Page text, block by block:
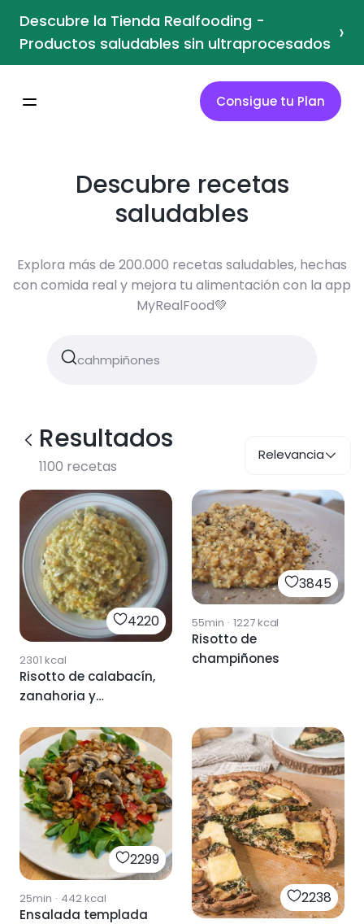
Descubre la Tienda Realfooding -
Productos saludables sin ultraprocesados ›
Consigue tu Plan
Descubre recetas
saludables
Explora más de 200.000 recetas saludables, hechas
con comida real y mejora tu alimentación con la app
MyRealFood💚
Resultados
1100 recetas
Relevancia
4220
2301 kcal
Risotto de calabacín,
zanahoria y
3845
55min · 1227kcal
Risotto de
champiñones
2299
25min · 442kcal
Ensalada templada
2238